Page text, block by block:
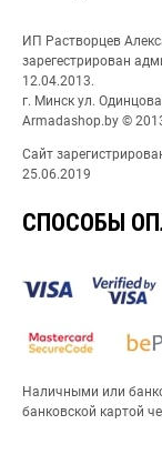
ИП Растворцев
зарегестрирован
12.04.2013.
г. Минск ул.
Armadashop.by ©
Сайт
25.06.2019
СПОСОБЫ
Наличными или
банковской картой